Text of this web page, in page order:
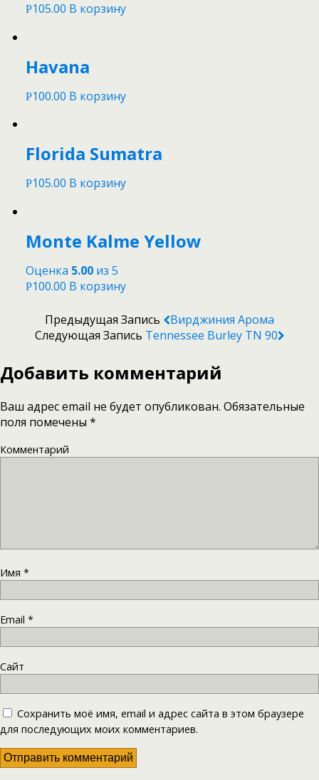
Р105.00 В корзину
Havana
Р100.00 В корзину
Florida Sumatra
Р105.00 В корзину
Monte Kalme Yellow
Оценка 5.00из 5
Р100.00 В корзину
Предыдущая Запись
Вирджиния Арома
Следующая Запись Tennessee Burley TN 90
Добавить комментарий
Ваш адрес email не будет опубликован. Обязательные
поля помечены *
Комментарий
Имя *
Email *
Сайт
Сохранить моё имя, email и адрес сайта в этом браузере
для последующих моих комментариев.